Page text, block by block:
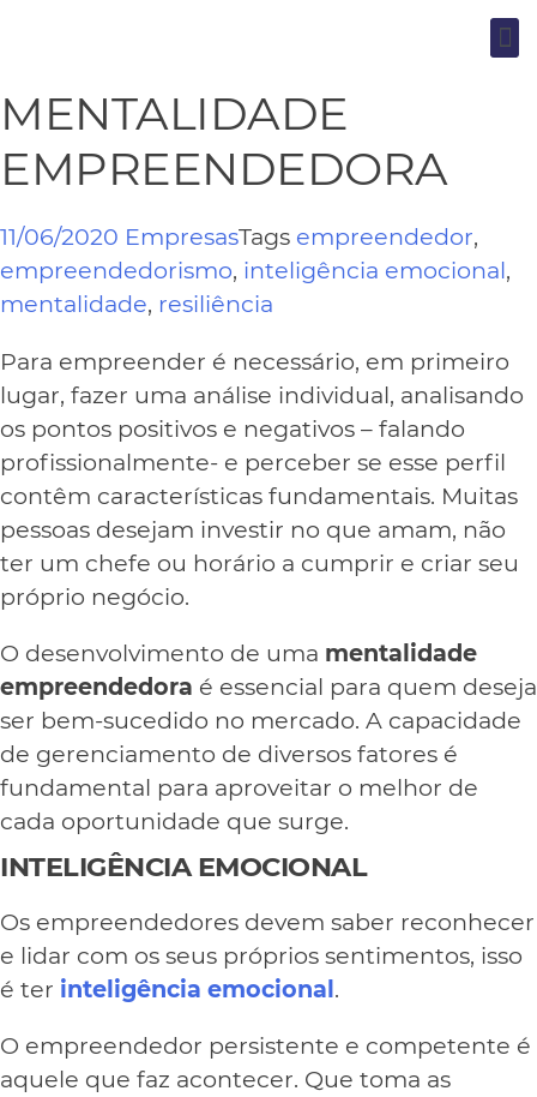
MENTALIDADE
EMPREENDEDORA
11/06/2020 EmpresasTags empreendedor,
empreendedorismo, inteligência emocional,
mentalidade, resiliência
Para empreender é necessário, em primeiro
lugar, fazer uma análise individual, analisando
os pontos positivos e negativos – falando
profissionalmente- e perceber se esse perfil
contêm características fundamentais. Muitas
pessoas desejam investir no que amam, não
ter um chefe ou horário a cumprir e criar seu
próprio negócio.
O desenvolvimento de uma mentalidade
empreendedora é essencial para quem deseja
ser bem-sucedido no mercado. A capacidade
de gerenciamento de diversos fatores é
fundamental para aproveitar o melhor de
cada oportunidade que surge.
INTELIGÊNCIA EMOCIONAL
Os empreendedores devem saber reconhecer
e lidar com os seus próprios sentimentos, isso
é ter inteligência emocional.
O empreendedor persistente e competente é
aquele que faz acontecer. Que toma as